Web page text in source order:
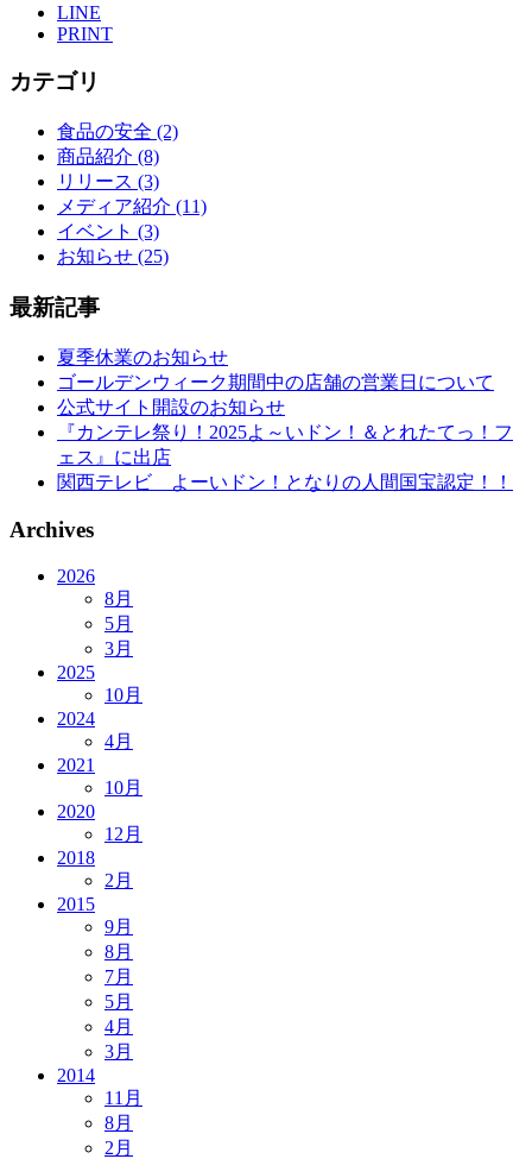
LINE
PRINT
カテゴリ
食品の安全 (2)
商品紹介 (8)
リリース (3)
メディア紹介 (11)
イベント (3)
お知らせ (25)
最新記事
夏季休業のお知らせ
ゴールデンウィーク期間中の店舗の営業日について
公式サイト開設のお知らせ
『カンテレ祭り！2025よ～いドン！＆とれたてっ！フ
ェス』に出店
関西テレビ よーいドン！となりの人間国宝認定！！
Archives
2026
8月
5月
3月
2025
10月
2024
4月
2021
10月
2020
12月
2018
2月
2015
9月
8月
7月
5月
4月
3月
2014
11月
8月
2月